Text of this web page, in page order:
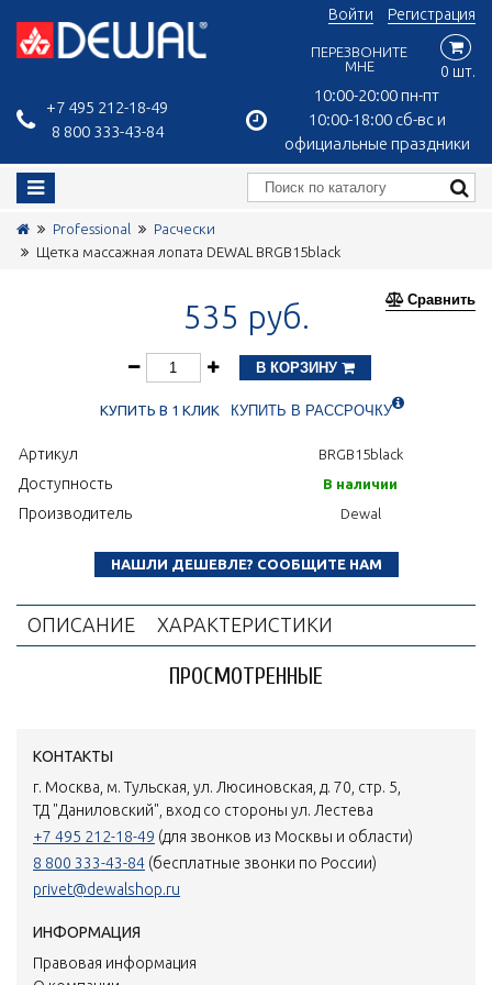
+7 495 212-18-49
8 800 333-43-84
10:00-20:00 пн-пт
10:00-18:00 сб-вс и
официальные праздники
Войти Регистрация
ПЕРЕЗВОНИТЕ
МНЕ
0 шт.
Professional
Расчески
Щетка массажная лопата DEWAL BRGB15black
Сравнить
535 руб.
В КОРЗИНУ
КУПИТЬ В 1 КЛИК КУПИТЬ В РАССРОЧКУ
Артикул BRGB15black
Доступность В наличии
Производитель Dewal
НАШЛИ ДЕШЕВЛЕ? СООБЩИТЕ НАМ
ОПИСАНИЕ ХАРАКТЕРИСТИКИ
ПРОСМОТРЕННЫЕ
КОНТАКТЫ
г. Москва, м. Тульская, ул. Люсиновская, д. 70, стр. 5,
ТД "Даниловский", вход со стороны ул. Лестева
+7 495 212-18-49 (для звонков из Москвы и области)
8 800 333-43-84 (бесплатные звонки по России)
privet@dewalshop.ru
ИНФОРМАЦИЯ
Правовая информация